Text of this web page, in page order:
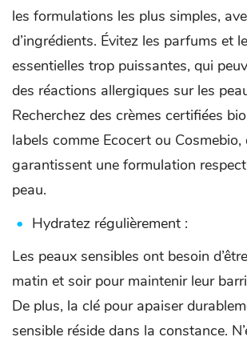
les formulations les plus simples,
d’ingrédients. Évitez les parfums et
essentielles trop puissantes, qui
des réactions allergiques sur les
Recherchez des crèmes certifiées
labels comme Ecocert ou Cosmebio,
garantissent une formulation
peau.
Hydratez régulièrement :
Les peaux sensibles ont besoin
matin et soir pour maintenir leur
De plus, la clé pour apaiser
sensible réside dans la constance.